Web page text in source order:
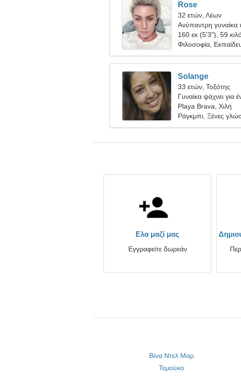
Rose
32 ετών, Λέων
Ανύπαντρη γυναίκα
160 εκ (5'3"), 59
Φιλοσοφία,
Solange
33 ετών, Τοξότης
Γυναίκα ψάχνει για
Playa Brava, Χιλή
Ράγκμπι, Ξένες
Ελα μαζί μας
Εγγραφείτε δωρεάν
Βίνα Ντελ Μαρ
Τεμούκο